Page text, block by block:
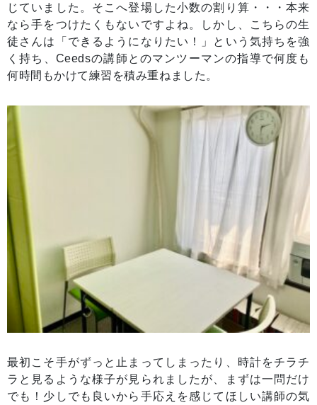
じていました。そこへ登場した小数の割り算・・・本来
なら手をつけたくもないですよね。しかし、こちらの生
徒さんは「できるようになりたい！」という気持ちを強
く持ち、Ceedsの講師とのマンツーマンの指導で何度も
何時間もかけて練習を積み重ねました。
最初こそ手がずっと止まってしまったり、時計をチラチ
ラと見るような様子が見られましたが、まずは一問だけ
でも！少しでも良いから手応えを感じてほしい講師の気